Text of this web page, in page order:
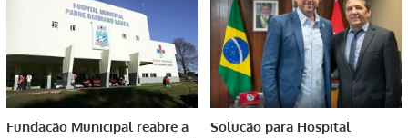
Fundação Municipal reabre a
Solução para Hospital